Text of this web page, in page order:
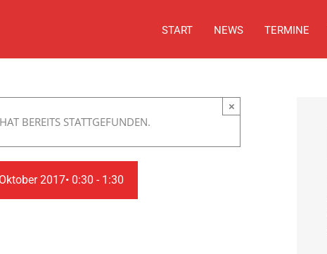
START NEWS TERMINE
BEREITS STATTGEFUNDEN.
×
2017• 0:30 - 1:30